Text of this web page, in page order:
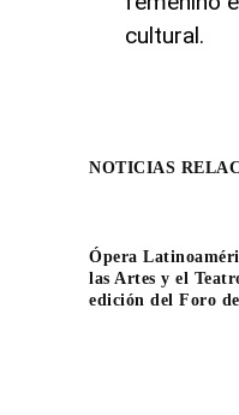
cultural.
NOTICIAS
Ópera
las Artes y el
edición del Foro